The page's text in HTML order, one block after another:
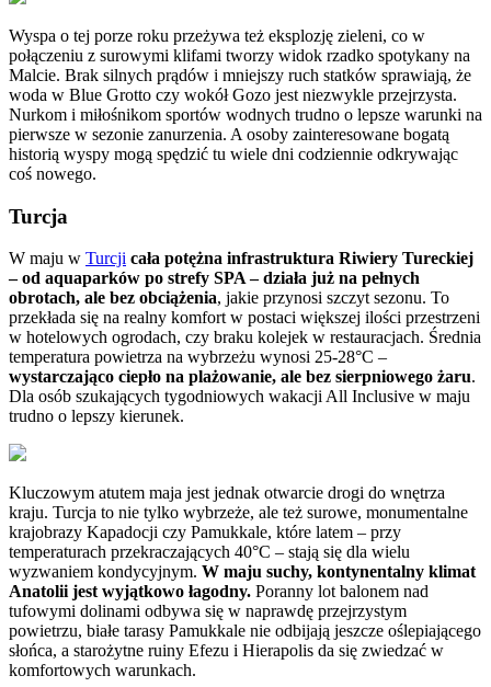
Wyspa o tej porze roku przeżywa też eksplozję zieleni, co w
połączeniu z surowymi klifami tworzy widok rzadko spotykany na
Malcie. Brak silnych prądów i mniejszy ruch statków sprawiają, że
woda w Blue Grotto czy wokół Gozo jest niezwykle przejrzysta.
Nurkom i miłośnikom sportów wodnych trudno o lepsze warunki na
pierwsze w sezonie zanurzenia. A osoby zainteresowane bogatą
historią wyspy mogą spędzić tu wiele dni codziennie odkrywając
coś nowego.
Turcja
W maju w Turcji cała potężna infrastruktura Riwiery Tureckiej
– od aquaparków po strefy SPA – działa już na pełnych
obrotach, ale bez obciążenia, jakie przynosi szczyt sezonu. To
przekłada się na realny komfort w postaci większej ilości przestrzeni
w hotelowych ogrodach, czy braku kolejek w restauracjach. Średnia
temperatura powietrza na wybrzeżu wynosi 25-28°C –
wystarczająco ciepło na plażowanie, ale bez sierpniowego żaru.
Dla osób szukających tygodniowych wakacji All Inclusive w maju
trudno o lepszy kierunek.
Kluczowym atutem maja jest jednak otwarcie drogi do wnętrza
kraju. Turcja to nie tylko wybrzeże, ale też surowe, monumentalne
krajobrazy Kapadocji czy Pamukkale, które latem – przy
temperaturach przekraczających 40°C – stają się dla wielu
wyzwaniem kondycyjnym. W maju suchy, kontynentalny klimat
Anatolii jest wyjątkowo łagodny. Poranny lot balonem nad
tufowymi dolinami odbywa się w naprawdę przejrzystym
powietrzu, białe tarasy Pamukkale nie odbijają jeszcze oślepiającego
słońca, a starożytne ruiny Efezu i Hierapolis da się zwiedzać w
komfortowych warunkach.